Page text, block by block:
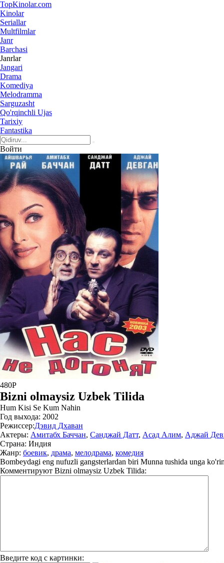
TopKinolar.com
Kinolar
Seriallar
Multfilmlar
Janr
Barchasi
Janrlar
Jangari
Drama
Komediya
Melodramma
Sarguzasht
Qo'rqinchli Ujas
Tarixiy
Fantastika
Войти
480P
Bizni olmaysiz Uzbek Tilida
Hum Kisi Se Kum Nahin
Год выхода: 2002
Режиссер:Дэвид Дхаван
Актеры: Амитабх Баччан, Санджай Датт, Асад Алим, Аджай
Страна: Индия
Жанр: боевик, драма, мелодрама, комедия
Bombeydagi eng nufuzli gangsterlardan biri Munna tushida unga
Комментируют Bizni olmaysiz Uzbek Tilida:
Введите код с картинки: